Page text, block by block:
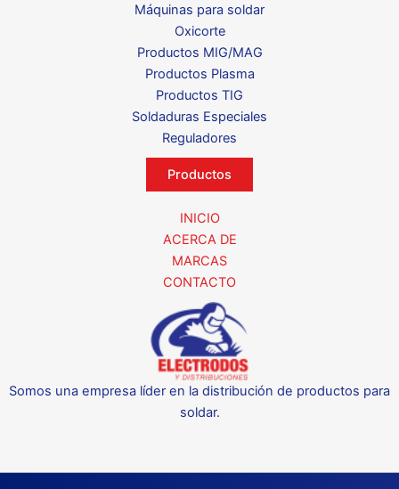
Máquinas para soldar
Oxicorte
Productos MIG/MAG
Productos Plasma
Productos TIG
Soldaduras Especiales
Reguladores
Productos
INICIO
ACERCA DE
MARCAS
CONTACTO
Somos una empresa líder en la distribución de productos para
soldar.